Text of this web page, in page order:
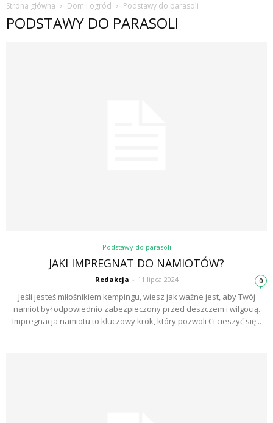
Strona główna Dom i ogród Podstawy do parasoli
PODSTAWY DO PARASOLI
Podstawy do parasoli
JAKI IMPREGNAT DO NAMIOTÓW?
Redakcja - 11 lipca 2024 0
Jeśli jesteś miłośnikiem kempingu, wiesz jak ważne jest, aby Twój
namiot był odpowiednio zabezpieczony przed deszczem i wilgocią.
Impregnacja namiotu to kluczowy krok, który pozwoli Ci cieszyć się...